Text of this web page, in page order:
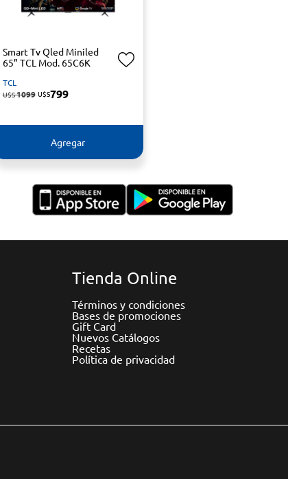
Smart Tv Qled Miniled
65” TCL Mod. 65C6K
TCL
U$S1099 U$S799
Agregar
Tienda Online
Términos y condiciones
Bases de promociones
Gift Card
Nuevos Catálogos
Recetas
Política de privacidad